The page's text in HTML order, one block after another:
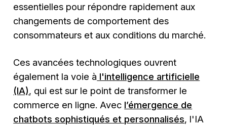
essentielles pour répondre rapidement aux
changements de comportement des
consommateurs et aux conditions du marché.
Ces avancées technologiques ouvrent
également la voie à l'intelligence artificielle
(IA), qui est sur le point de transformer le
commerce en ligne. Avec l’émergence de
chatbots sophistiqués et personnalisés, l'IA